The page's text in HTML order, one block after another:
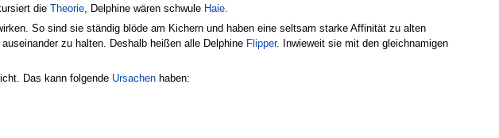
die Theorie , Delphine wären schwule Haie
So sind sie ständig blöde am Kichern und haben eine seltsam starke Affinität zu alten
zu halten. Deshalb heißen alle Delphine Flipper. Inwieweit sie mit den gleichnamigen
Das kann folgende Ursachen haben: